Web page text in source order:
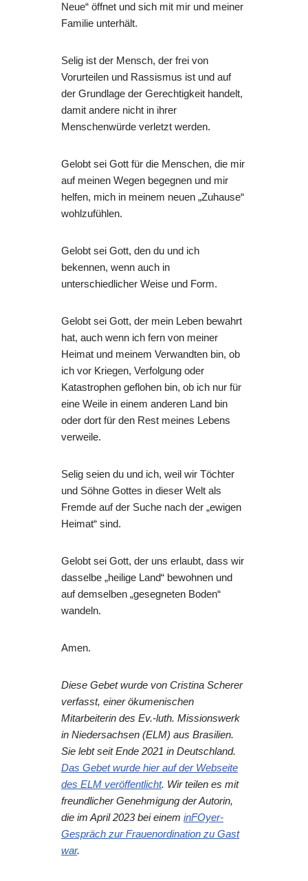
Neue“ öffnet und sich mit mir und meiner
Familie unterhält.
Selig ist der Mensch, der frei von
Vorurteilen und Rassismus ist und auf
der Grundlage der Gerechtigkeit handelt,
damit andere nicht in ihrer
Menschenwürde verletzt werden.
Gelobt sei Gott für die Menschen, die mir
auf meinen Wegen begegnen und mir
helfen, mich in meinem neuen „Zuhause“
wohlzufühlen.
Gelobt sei Gott, den du und ich
bekennen, wenn auch in
unterschiedlicher Weise und Form.
Gelobt sei Gott, der mein Leben bewahrt
hat, auch wenn ich fern von meiner
Heimat und meinem Verwandten bin, ob
ich vor Kriegen, Verfolgung oder
Katastrophen geflohen bin, ob ich nur für
eine Weile in einem anderen Land bin
oder dort für den Rest meines Lebens
verweile.
Selig seien du und ich, weil wir Töchter
und Söhne Gottes in dieser Welt als
Fremde auf der Suche nach der „ewigen
Heimat“ sind.
Gelobt sei Gott, der uns erlaubt, dass wir
dasselbe „heilige Land“ bewohnen und
auf demselben „gesegneten Boden“
wandeln.
Amen.
Diese Gebet wurde von Cristina Scherer
verfasst, einer ökumenischen
Mitarbeiterin des Ev.-luth. Missionswerk
in Niedersachsen (ELM)​​​​ aus Brasilien.
Sie lebt seit Ende 2021 in Deutschland.
Das Gebet wurde hier auf der Webseite
des ELM veröffentlicht. Wir teilen es mit
freundlicher Genehmigung der Autorin,
die im April 2023 bei einem inFOyer-
Gespräch zur Frauenordination zu Gast
war.